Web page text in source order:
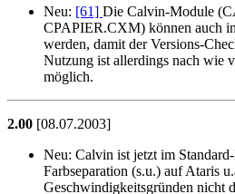
Neu: [61] Die Calvin-Module
CPAPIER.CXM) können auch
werden, damit der Versions-
Nutzung ist allerdings nach wie
möglich.
2.00 [08.07.2003]
Neu: Calvin ist jetzt im
Farbseparation (s.u.) auf Ataris
Geschwindigkeitsgründen nicht